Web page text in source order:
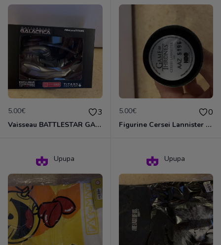
5.00€ 3
Vaisseau BATTLESTAR GALACTICA
5.00€ 0
Figurine Cersei Lannister de GOT
Upupa Upupa